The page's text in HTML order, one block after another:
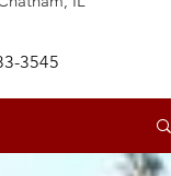
3545